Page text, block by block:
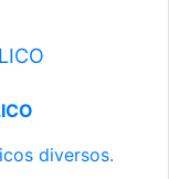
diversos.